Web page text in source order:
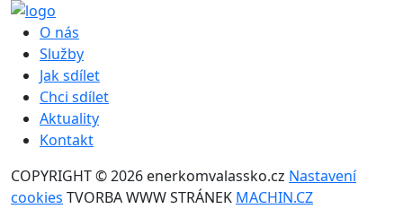
O nás
Služby
Jak sdílet
Chci sdílet
Aktuality
Kontakt
COPYRIGHT © 2026 enerkomvalassko.cz Nastavení
cookies TVORBA WWW STRÁNEK MACHIN.CZ